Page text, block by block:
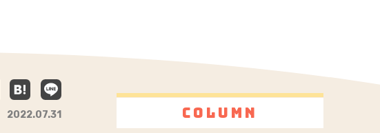
2022.07.31 Column